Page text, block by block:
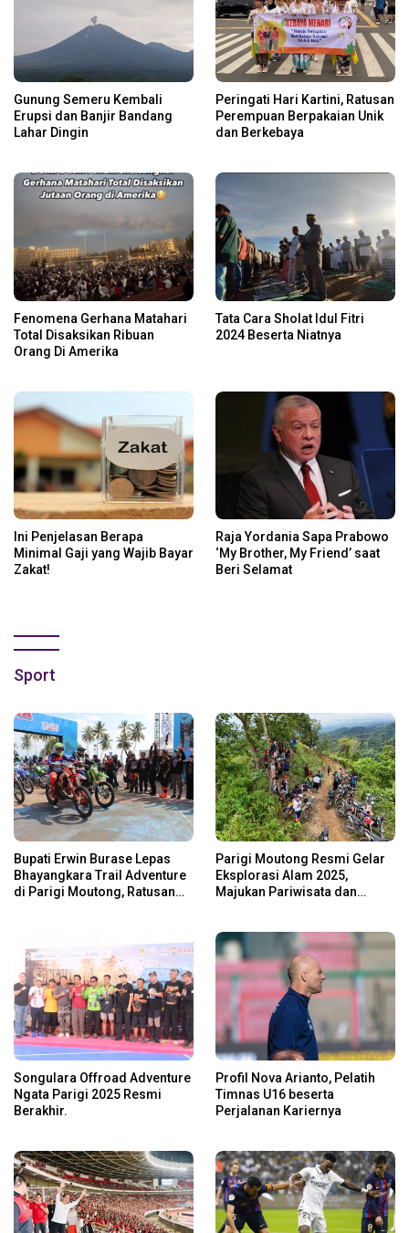
Gunung Semeru Kembali
Erupsi dan Banjir Bandang
Lahar Dingin
Peringati Hari Kartini, Ratusan
Perempuan Berpakaian Unik
dan Berkebaya
Fenomena Gerhana Matahari
Total Disaksikan Ribuan
Orang Di Amerika
Tata Cara Sholat Idul Fitri
2024 Beserta Niatnya
Ini Penjelasan Berapa
Minimal Gaji yang Wajib Bayar
Zakat!
Raja Yordania Sapa Prabowo
‘My Brother, My Friend’ saat
Beri Selamat
Sport
Bupati Erwin Burase Lepas
Bhayangkara Trail Adventure
di Parigi Moutong, Ratusan
Parigi Moutong Resmi Gelar
Eksplorasi Alam 2025,
Majukan Pariwisata dan
Songulara Offroad Adventure
Ngata Parigi 2025 Resmi
Berakhir.
Profil Nova Arianto, Pelatih
Timnas U16 beserta
Perjalanan Kariernya